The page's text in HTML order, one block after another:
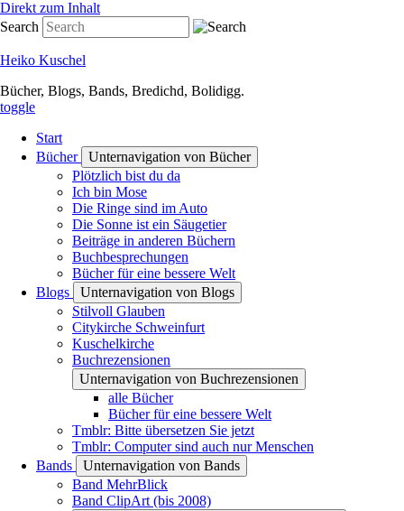
Direkt zum Inhalt
Search
Heiko Kuschel
Bücher, Blogs, Bands, Bredichd, Bolidigg.
toggle
Start
Bücher
Unternavigation von Bücher
Plötzlich bist du da
Ich bin Mose
Die Ringe sind im Auto
Die Sonne ist ein Säugetier
Beiträge in anderen Büchern
Buchbesprechungen
Bücher für eine bessere Welt
Blogs
Unternavigation von Blogs
Stilvoll Glauben
Citykirche Schweinfurt
Kuschelkirche
Buchrezensionen
Unternavigation von Buchrezensionen
alle Bücher
Bücher für eine bessere Welt
Tmblr: Bitte übersetzen Sie jetzt
Tmblr: Computer sind auch nur Menschen
Bands
Unternavigation von Bands
Band MehrBlick
Band ClipArt (bis 2008)